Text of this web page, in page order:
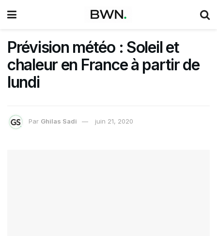
Prévision météo : Soleil et
chaleur en France à partir de
lundi
Par Ghilas Sadi juin 21, 2020